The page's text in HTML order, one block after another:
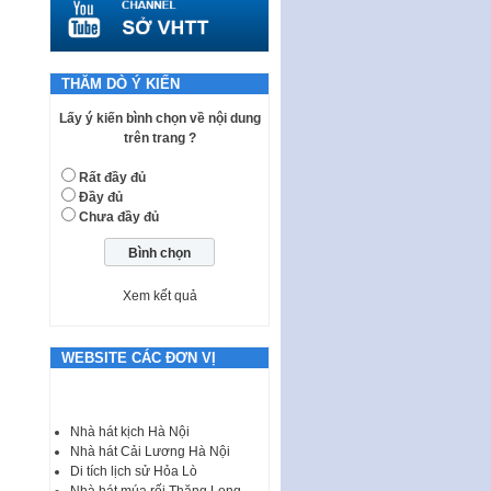
Thành phố triển khai thi…
Nghị quyết ban hành quy chế
tiếp công dân của Thường trực
HĐND, đại biểu HĐND thành…
Nghị quyết về một số chính sách
ưu đãi, hỗ trợ phát triển hạ tầng,
tổ chức…
Nghị quyết quy định một số nội
dung và định mức chi quản lý
hoạt động khoa…
một số hành vi vi phạm hành
Phê duyệt Chương trình phát
triển kinh tế số và xã hội số giai
I. CHỈ TIÊU VÀ VỊ TRÍ VIỆC LÀM
TUYỂN DỤNG LAO ĐỘNG HỢP
ĐỒNG Tổng số chỉ…
THĂM DÒ Ý KIẾN
Lấy ý kiến bình chọn về nội dung
trên trang ?
Rất đầy đủ
Đầy đủ
Chưa đầy đủ
Xem kết quả
WEBSITE CÁC ĐƠN VỊ
Nhà hát kịch Hà Nội
Nhà hát Cải Lương Hà Nội
Di tích lịch sử Hỏa Lò